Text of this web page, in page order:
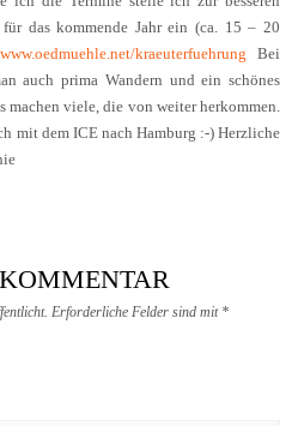
das kommende Jahr ein (ca. 15 – 20
kraeuterfuehrung Bei
auch prima Wandern und ein schönes
machen viele, die von weiter herkommen.
mit dem ICE nach Hamburg :-) Herzliche
Erforderliche Felder sind mit *